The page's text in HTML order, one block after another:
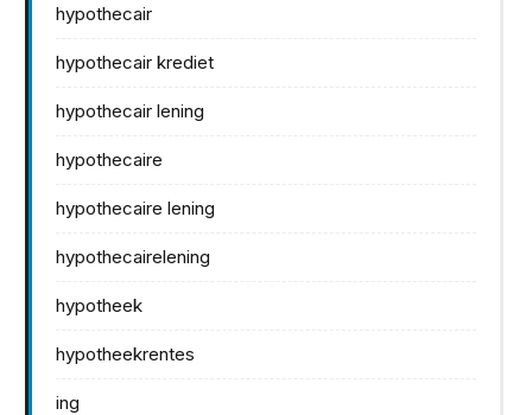
hypothecair
hypothecair krediet
hypothecair lening
hypothecaire
hypothecaire lening
hypothecairelening
hypotheek
hypotheekrentes
ing